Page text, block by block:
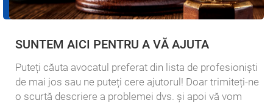
SUNTEM AICI PENTRU A VĂ AJUTA
Puteți căuta avocatul preferat din lista de profesioniști
de mai jos sau ne puteți cere ajutorul! Doar trimiteți-ne
o scurtă descriere a problemei dvs. și apoi vă vom